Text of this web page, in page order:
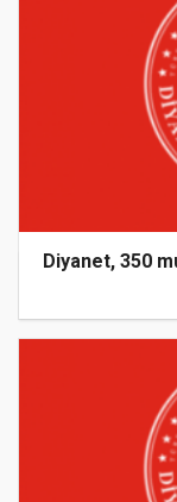
Diyanet, 350